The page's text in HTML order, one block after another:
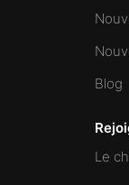
Blog
Le